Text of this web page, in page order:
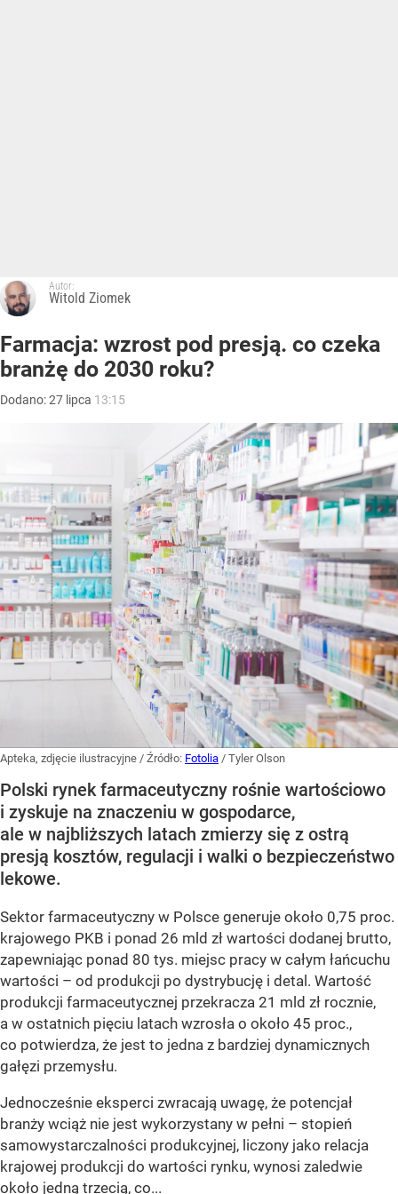
Autor:
Witold Ziomek
Farmacja: wzrost pod presją. co czeka
branżę do 2030 roku?
Dodano:27 lipca 13:15
Apteka, zdjęcie ilustracyjne / Źródło: Fotolia / Tyler Olson
Polski rynek farmaceutyczny rośnie wartościowo
i zyskuje na znaczeniu w gospodarce,
ale w najbliższych latach zmierzy się z ostrą
presją kosztów, regulacji i walki o bezpieczeństwo
lekowe.
Sektor farmaceutyczny w Polsce generuje około 0,75 proc.
krajowego PKB i ponad 26 mld zł wartości dodanej brutto,
zapewniając ponad 80 tys. miejsc pracy w całym łańcuchu
wartości – od produkcji po dystrybucję i detal. Wartość
produkcji farmaceutycznej przekracza 21 mld zł rocznie,
a w ostatnich pięciu latach wzrosła o około 45 proc.,
co potwierdza, że jest to jedna z bardziej dynamicznych
gałęzi przemysłu.
Jednocześnie eksperci zwracają uwagę, że potencjał
branży wciąż nie jest wykorzystany w pełni – stopień
samowystarczalności produkcyjnej, liczony jako relacja
krajowej produkcji do wartości rynku, wynosi zaledwie
około jedną trzecią, co...